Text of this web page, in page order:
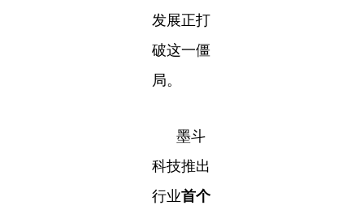
发展正打
破这一僵
局。
墨斗
科技推出
行业首个